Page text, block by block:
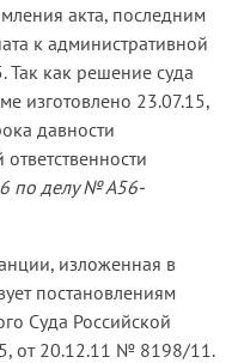
акта, последним
к административной
Так как решение суда
изготовлено 23.07.15,
давности
по делу № А56-
изложенная в
постановлениям
Суда Российской
от 20.12.11 № 8198/11.